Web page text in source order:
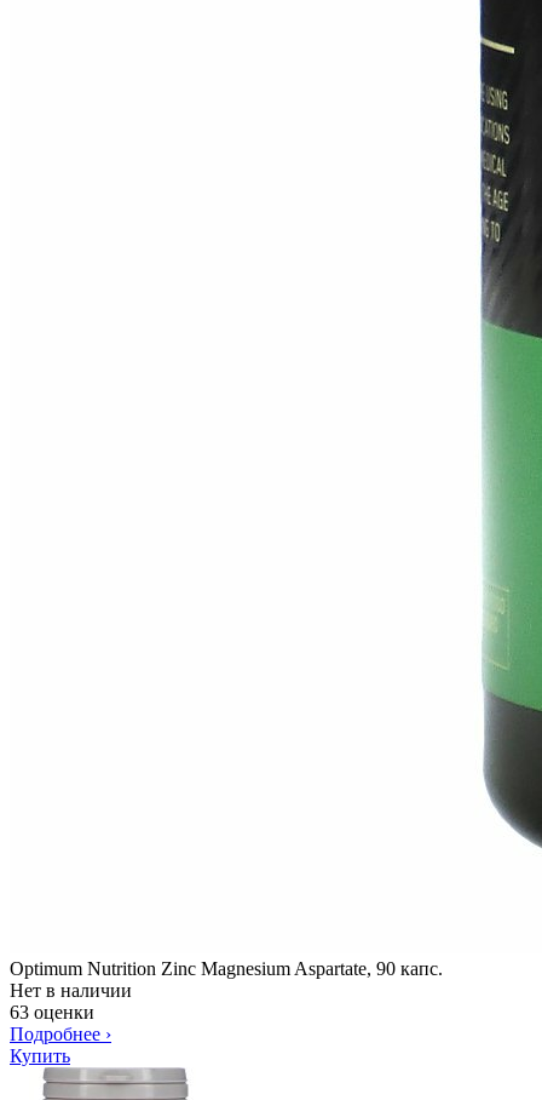
Optimum Nutrition Zinc Magnesium Aspartate, 90 капс.
Нет в наличии
63 оценки
Подробнее ›
Купить